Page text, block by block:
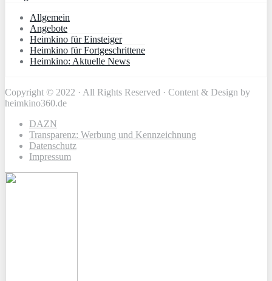
Allgemein
Angebote
Heimkino für Einsteiger
Heimkino für Fortgeschrittene
Heimkino: Aktuelle News
Copyright © 2022 · All Rights Reserved · Content & Design by
heimkino360.de
DAZN
Transparenz: Werbung und Kennzeichnung
Datenschutz
Impressum